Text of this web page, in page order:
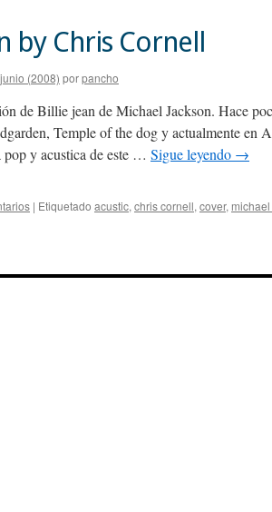
by Chris Cornell
(2008) porpancho
de Billie jean de Michael Jackson. Hace
Temple of the dog y actualmente en
pop y acustica de este … Sigue leyendo →
| Etiquetado acustic, chris cornell, cover,